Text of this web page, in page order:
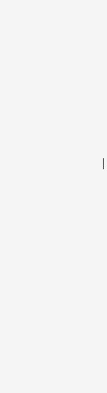
|